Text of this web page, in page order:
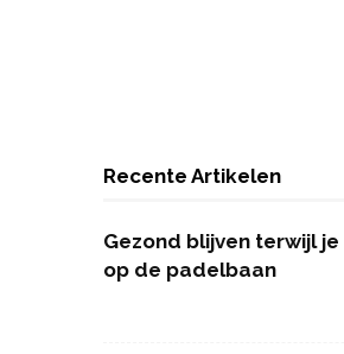
Recente Artikelen
Gezond blijven terwijl
op de padelbaan